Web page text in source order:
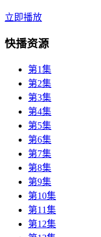
立即播放
快播资源
第1集
第2集
第3集
第4集
第5集
第6集
第7集
第8集
第9集
第10集
第11集
第12集